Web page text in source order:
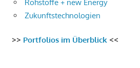
Rohstoffe + new Energy
Zukunftstechnologien
>> Portfolios im Überblick<<